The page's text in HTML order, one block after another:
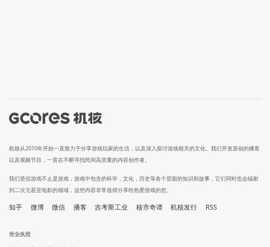
机核从2010年开始一直致力于分享游戏玩家的生活，以及深入探讨游戏相关的文化。我们开发原创的播客
以及视频节目，一直在不断寻找民间高质量的内容创作者。
我们坚信游戏不止是游戏，游戏中包含的科学，文化，历史等各个层面的知识和故事，它们同时也会辐射
到二次元甚至电影的领域，这些内容非常值得分享给热爱游戏的您。
知乎 微博 微信 播客 吉考斯工业 核市奇谭 机核发行 RSS
营业执照